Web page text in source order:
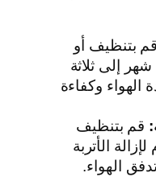
قم بتنظيف أو
شهر إلى ثلاثة
الهواء وكفاءة
قم بتنظيف
الأتربة
الهواء.